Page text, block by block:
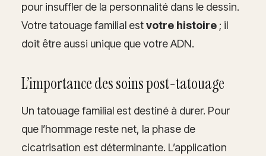
pour insuffler de la personnalité dans le dessin.
Votre tatouage familial estvotre histoire ; il
doit être aussi unique que votre ADN.
L’importance des soins post-tatouage
Un tatouage familial est destiné à durer. Pour
que l’hommage reste net, la phase de
cicatrisation est déterminante. L’application